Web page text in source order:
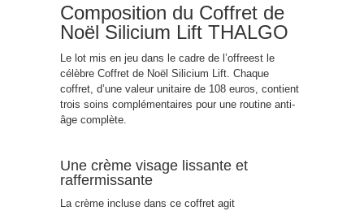
Composition du Coffret de
Noël Silicium Lift THALGO
Le lot mis en jeu dans le cadre de l’offreest le
célèbre Coffret de Noël Silicium Lift. Chaque
coffret, d’une valeur unitaire de 108 euros, contient
trois soins complémentaires pour une routine anti-
âge complète.
Une crème visage lissante et
raffermissante
La crème incluse dans ce coffret agit